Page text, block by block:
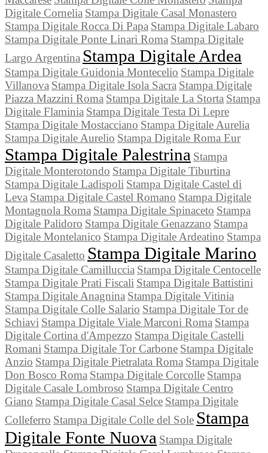
Digitale Cornelia Stampa Digitale Casal Monastero
Stampa Digitale Rocca Di Papa Stampa Digitale Labaro
Stampa Digitale Ponte Linari Roma Stampa Digitale
Largo Argentina Stampa Digitale Ardea
Stampa Digitale Guidonia Montecelio Stampa Digitale
Villanova Stampa Digitale Isola Sacra Stampa Digitale
Piazza Mazzini Roma Stampa Digitale La Storta Stampa
Digitale Flaminia Stampa Digitale Testa Di Lepre
Stampa Digitale Mostacciano Stampa Digitale Aurelia
Stampa Digitale Aurelio Stampa Digitale Roma Eur
Stampa Digitale Palestrina Stampa
Digitale Monterotondo Stampa Digitale Tiburtina
Stampa Digitale Ladispoli Stampa Digitale Castel di
Leva Stampa Digitale Castel Romano Stampa Digitale
Montagnola Roma Stampa Digitale Spinaceto Stampa
Digitale Palidoro Stampa Digitale Genazzano Stampa
Digitale Montelanico Stampa Digitale Ardeatino Stampa
Digitale Casaletto Stampa Digitale Marino
Stampa Digitale Camilluccia Stampa Digitale Centocelle
Stampa Digitale Prati Fiscali Stampa Digitale Battistini
Stampa Digitale Anagnina Stampa Digitale Vitinia
Stampa Digitale Colle Salario Stampa Digitale Tor de
Schiavi Stampa Digitale Viale Marconi Roma Stampa
Digitale Cortina d'Ampezzo Stampa Digitale Castelli
Romani Stampa Digitale Tor Carbone Stampa Digitale
Anzio Stampa Digitale Pietralata Roma Stampa Digitale
Don Bosco Roma Stampa Digitale Corcolle Stampa
Digitale Casale Lombroso Stampa Digitale Centro
Giano Stampa Digitale Casal Selce Stampa Digitale
Colleferro Stampa Digitale Colle del Sole Stampa
Digitale Fonte Nuova Stampa Digitale